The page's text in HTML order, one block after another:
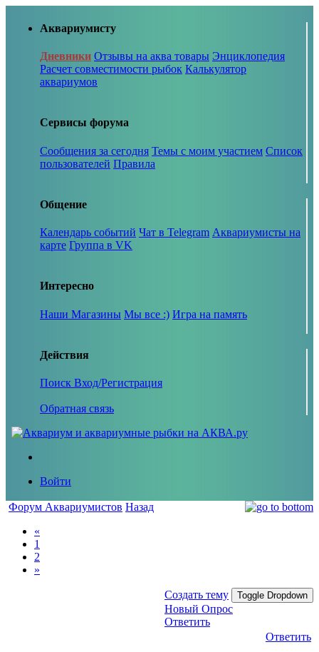
Аквариумисту
Дневники Отзывы на аква товары Энциклопедия
Расчет совместимости рыбок Калькулятор
аквариумов
Сервисы форума
Сообщения за сегодня Темы с моим участием Список
пользователей Правила
Общение
Календарь событий Чат в Telegram Аквариумисты на
карте Группа в VK
Интересно
Наши Магазины Мы все :) Игра на память
Действия
Поиск Вход/Регистрация
Обратная связь
Войти
Форум Аквариумистов Назад
«
1
2
»
Создать тему Toggle Dropdown
Новый Опрос
Ответить
Ответить